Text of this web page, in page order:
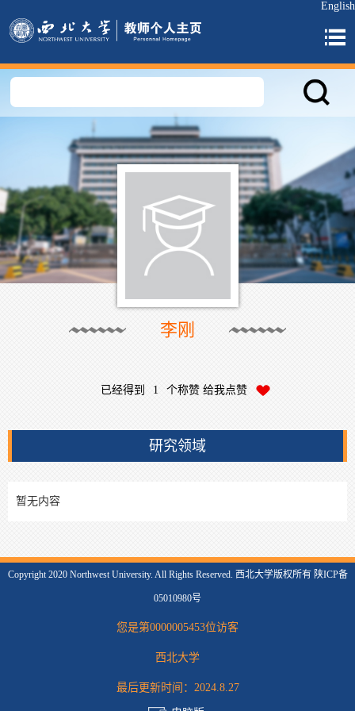
English
李刚
已经得到 1 个称赞 给我点赞
研究领域
暂无内容
Copyright 2020 Northwest University. All Rights Reserved. 西北大学版权所有 陕ICP备
05010980号
您是第0000005453位访客
西北大学
最后更新时间： 2024.8.27